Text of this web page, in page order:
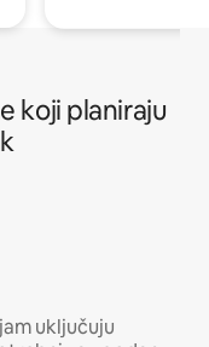
koji planiraju
uključuju